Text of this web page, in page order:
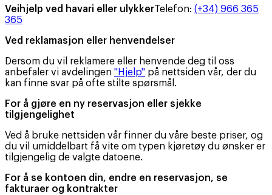
Veihjelp ved havari eller ulykkerTelefon: (+34) 966 365
365
Ved reklamasjon eller henvendelser
Dersom du vil reklamere eller henvende deg til oss
anbefaler vi avdelingen "Hjelp" på nettsiden vår, der du
kan finne svar på ofte stilte spørsmål.
For å gjøre en ny reservasjon eller sjekke
tilgjengelighet
Ved å bruke nettsiden vår finner du våre beste priser, og
du vil umiddelbart få vite om typen kjøretøy du ønsker er
tilgjengelig de valgte datoene.
For å se kontoen din, endre en reservasjon, se
fakturaer og kontrakter